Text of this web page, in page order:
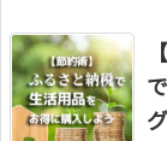
グ